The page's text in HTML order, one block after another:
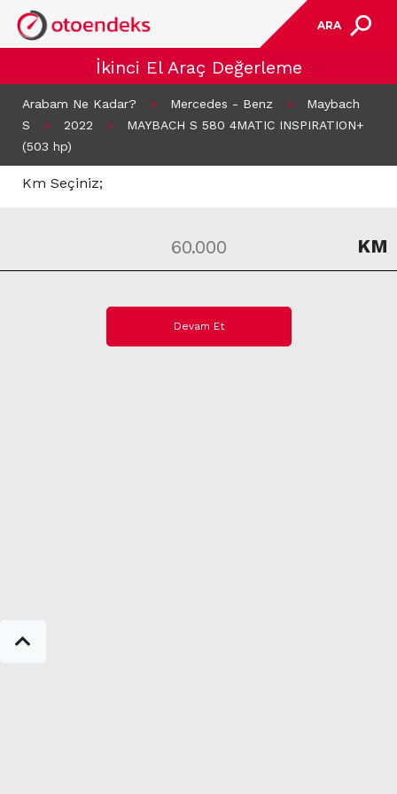
ARA
İkinci El Araç Değerleme
Arabam Ne Kadar? > Mercedes - Benz >
Maybach
S
> 2022 >
MAYBACH S 580 4MATIC INSPIRATION+
(503 hp)
Km Seçiniz;
KM
Devam Et